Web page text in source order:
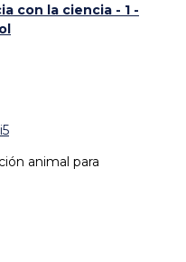
con la ciencia - 1 -